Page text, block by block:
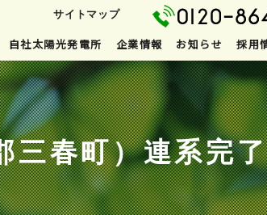
サイトマップ
自社太陽光発電所 企業情報 お知らせ 採用
三春町）連系完